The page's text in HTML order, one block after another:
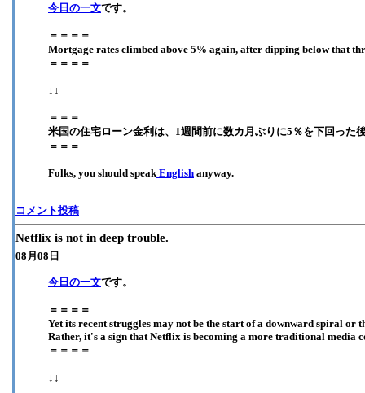
今日の一文です。
＝＝＝＝
Mortgage rates climbed above 5% again, after dipping below that
＝＝＝＝
↓↓
＝＝＝
米国の住宅ローン金利は、1週間前に数カ月ぶりに5％を下回った
＝＝＝
Folks, you should speak English anyway.
コメント投稿
Netflix is not in deep trouble.
08月08日
今日の一文です。
＝＝＝＝
Yet its recent struggles may not be the start of a downward spiral or
Rather, it's a sign that Netflix is becoming a more traditional media
＝＝＝＝
↓↓